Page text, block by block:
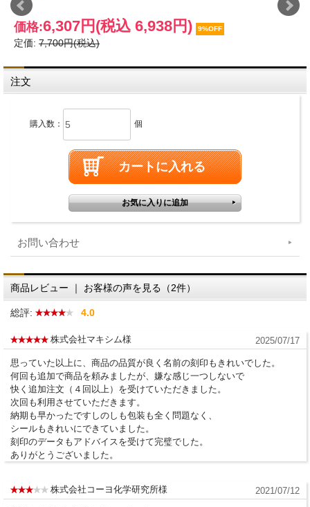
価格:6,307円 (税込 6,938円) 9%OFF
定価: 7,700円(税込)
注文
購入数： 個
お問い合わせ
商品レビュー ｜ お客様の声を見る（2件）
総評: 4.0
株式会社マキシム様 2025/07/17
思っていた以上に、商品の品質が良く名前の刻印もきれいでした。
何回も追加で商品を頼みましたが、嫌な感じ一つしないで
快く追加注文（４回以上）を受けていただきました。
次回も利用させていただきます。
納期も早かったですしのしも包装も全く問題なく、
シールもきれいにできていました。
刻印のデータもアドバイスを受けて完璧でした。
ありがとうございました。
株式会社コーヨ化学研究所様 2021/07/12